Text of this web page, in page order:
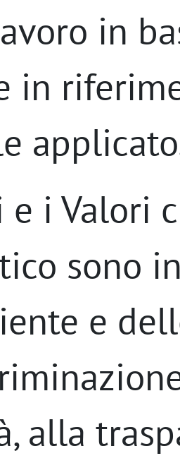
in
in
e i Valori
sono
e
alla